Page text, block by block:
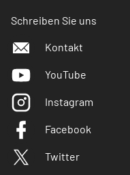
Schreiben Sie uns
Kontakt
YouTube
Instagram
Facebook
Twitter